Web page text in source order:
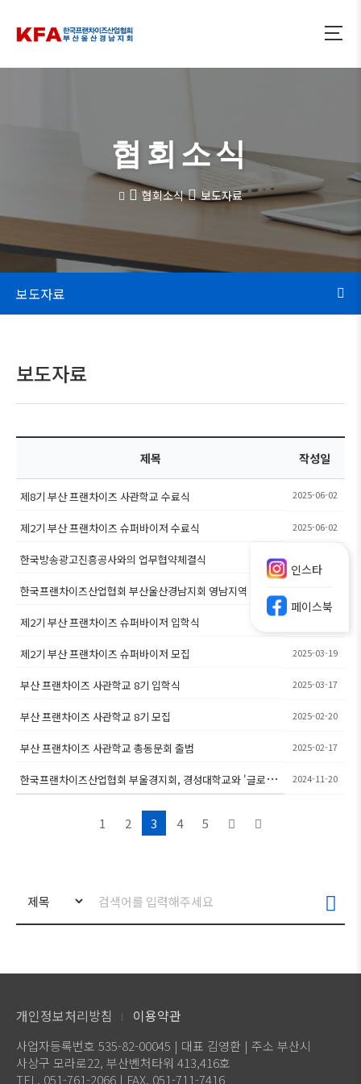
협회소식
협회소식 보도자료
보도자료
보도자료
제목 작성일
제8기 부산 프랜차이즈 사관학교 수료식 2025-06-02
제2기 부산 프랜차이즈 슈퍼바이저 수료식 2025-06-02
한국방송광고진흥공사와의 업무협약체결식
한국프랜차이즈산업협회 부산울산경남지회 영남지역 산불피
제2기 부산 프랜차이즈 슈퍼바이저 입학식
제2기 부산 프랜차이즈 슈퍼바이저 모집 2025-03-19
부산 프랜차이즈 사관학교 8기 입학식 2025-03-17
부산 프랜차이즈 사관학교 8기 모집 2025-02-20
부산 프랜차이즈 사관학교 총동문회 출범 2025-02-17
한국프랜차이즈산업협회 부울경지회, 경성대학교와 '글로벌
산학협력 업무 협약' 체결
2024-11-20
1 2 3 4 5
인스타
페이스북
개인정보처리방침 이용약관
사업자등록번호 535-82-00045 | 대표 김영환 | 주소 부산시
사상구 모라로22, 부산벤처타워 413,416호
TEL. 051-761-2066 | FAX. 051-711-7416